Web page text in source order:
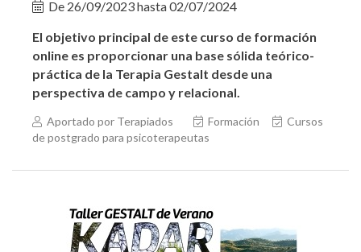
De 26/09/2023hasta02/07/2024
El objetivo principal de este curso de formación
online es proporcionar una base sólida teórico-
práctica de la Terapia Gestalt desde una
perspectiva de campo y relacional.
Aportado por Terapiados Formación
Cursos
de postgrado para psicoterapeutas